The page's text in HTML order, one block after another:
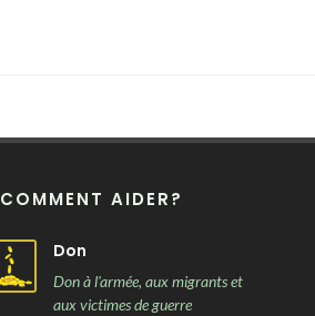
COMMENT AIDER?
Don
Don à l'armée, aux migrants et
aux victimes de guerre